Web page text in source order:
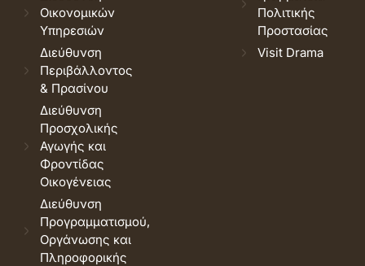
Οικονομικών
Υπηρεσιών
Διεύθυνση
Περιβάλλοντος
& Πρασίνου
Διεύθυνση
Προσχολικής
Αγωγής και
Φροντίδας
Οικογένειας
Διεύθυνση
Προγραμματισμού,
Οργάνωσης και
Πληροφορικής
Πολιτικής
Προστασίας
Visit Drama